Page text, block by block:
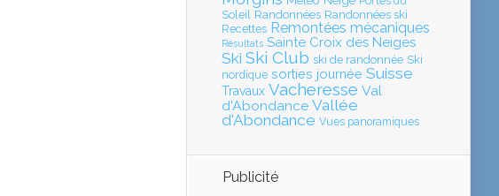
Soleil Randonnées Randonnées ski
Recettes Remontées mécaniques
Résultats Sainte Croix des Neiges
Ski Ski Club ski de randonnée Ski
nordique sorties journée Suisse
Travaux Vacheresse Val
d'Abondance Vallée
d'Abondance Vues panoramiques
Publicité